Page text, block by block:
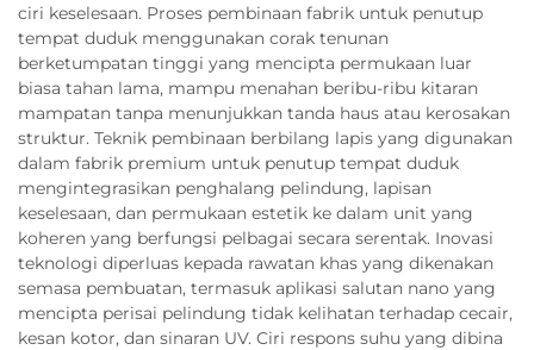
ciri keselesaan. Proses pembinaan fabrik untuk penutup
tempat duduk menggunakan corak tenunan
berketumpatan tinggi yang mencipta permukaan luar
biasa tahan lama, mampu menahan beribu-ribu kitaran
mampatan tanpa menunjukkan tanda haus atau kerosakan
struktur. Teknik pembinaan berbilang lapis yang digunakan
dalam fabrik premium untuk penutup tempat duduk
mengintegrasikan penghalang pelindung, lapisan
keselesaan, dan permukaan estetik ke dalam unit yang
koheren yang berfungsi pelbagai secara serentak. Inovasi
teknologi diperluas kepada rawatan khas yang dikenakan
semasa pembuatan, termasuk aplikasi salutan nano yang
mencipta perisai pelindung tidak kelihatan terhadap cecair,
kesan kotor, dan sinaran UV. Ciri respons suhu yang dibina